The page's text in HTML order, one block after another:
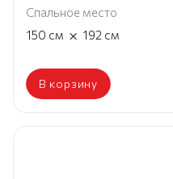
Спальное место
150 см × 192 см
В корзину